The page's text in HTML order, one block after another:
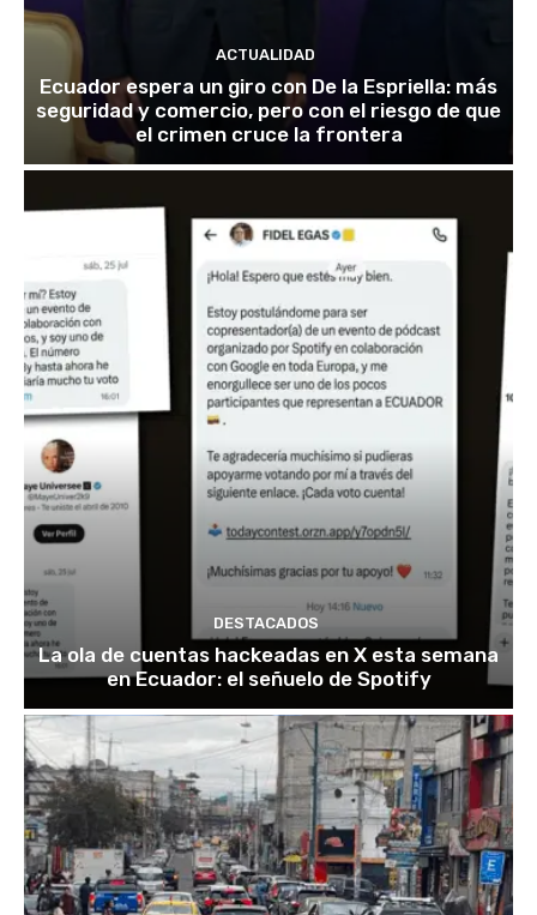
ACTUALIDAD
Ecuador espera un giro con De la Espriella: más
seguridad y comercio, pero con el riesgo de que
el crimen cruce la frontera
DESTACADOS
La ola de cuentas hackeadas en X esta semana
en Ecuador: el señuelo de Spotify